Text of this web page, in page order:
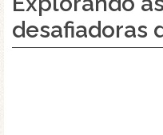
desafiadoras